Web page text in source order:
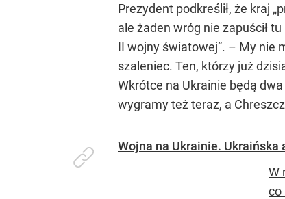
Prezydent podkreślił, że kraj
ale żaden wróg nie zapuścił
II wojny światowej”. – My nie
szaleniec. Ten, którzy już
Wkrótce na Ukrainie będą
wygramy też teraz, a
Wojna na Ukrainie.
W
co